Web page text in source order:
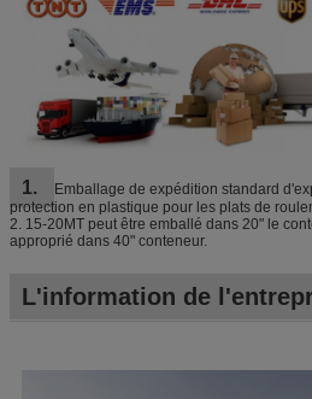
1.
Emballage de expédition standard
protection en plastique pour les plats de
2. 15-20MT peut être emballé dans 20" le
approprié dans 40" conteneur.
L'information de